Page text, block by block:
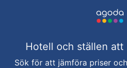
Hotell och ställen att
Sök för att jämföra priser